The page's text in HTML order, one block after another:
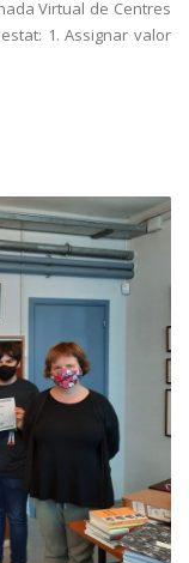
Virtual de Centres
1. Assignar valor